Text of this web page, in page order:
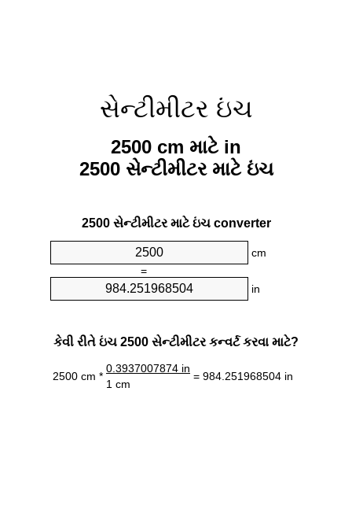
સેન્ટીમીટર ઇંચ
2500 cm માટે in
2500 સેન્ટીમીટર માટે ઇંચ
2500 સેન્ટીમીટર માટે ઇંચ converter
cm
=
in
કેવી રીતે ઇંચ 2500 સેન્ટીમીટર કન્વર્ટ કરવા માટે?
2500 cm *
0.3937007874 in
= 984.251968504 in
1 cm